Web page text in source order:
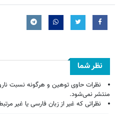
نظر شما
نظرات حاوی توهین و هرگونه نسبت
منتشر نمی‌شود.
نظراتی که غیر از زبان فارسی یا غیر